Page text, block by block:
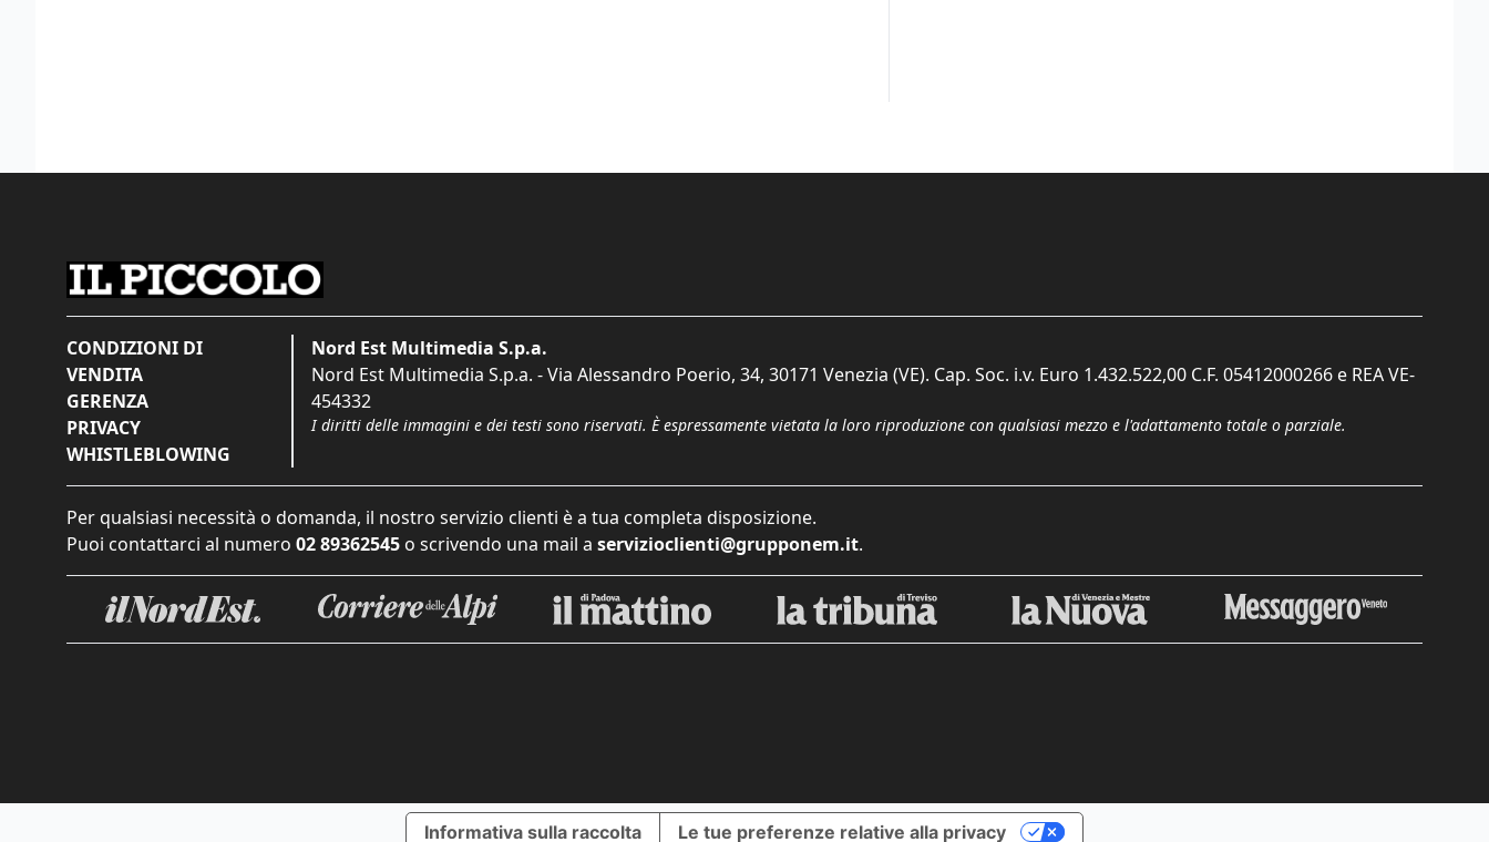
CONDIZIONI DI
VENDITA
GERENZA
PRIVACY
WHISTLEBLOWING
Nord Est Multimedia S.p.a.
Nord Est Multimedia S.p.a. - Via Alessandro Poerio, 34, 30171 Venezia (VE). Cap. Soc. i.v. Euro 1.432.522,00 C.F. 05412000266 e REA VE-
454332
I diritti delle immagini e dei testi sono riservati. È espressamente vietata la loro riproduzione con qualsiasi mezzo e l'adattamento totale o parziale.
Per qualsiasi necessità o domanda, il nostro servizio clienti è a tua completa disposizione.
Puoi contattarci al numero 02 89362545 o scrivendo una mail a servizioclienti@grupponem.it.
Informativa sulla raccolta Le tue preferenze relative alla privacy